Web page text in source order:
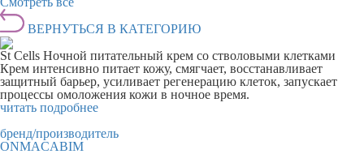
ВЕРНУТЬСЯ В КАТЕГОРИЮ
St Cells Ночной питательный крем со стволовыми клетками
Крем интенсивно питает кожу, смягчает, восстанавливает
защитный барьер, усиливает регенерацию клеток, запускает
процессы омоложения кожи в ночное время.
читать подробнее
бренд/производитель
ONMACABIM